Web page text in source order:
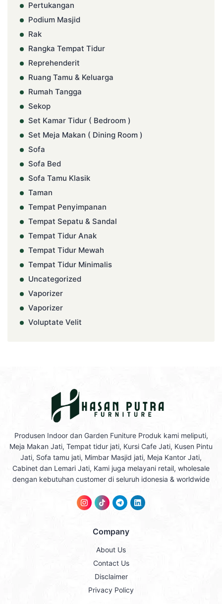
Pertukangan
Podium Masjid
Rak
Rangka Tempat Tidur
Reprehenderit
Ruang Tamu & Keluarga
Rumah Tangga
Sekop
Set Kamar Tidur ( Bedroom )
Set Meja Makan ( Dining Room )
Sofa
Sofa Bed
Sofa Tamu Klasik
Taman
Tempat Penyimpanan
Tempat Sepatu & Sandal
Tempat Tidur Anak
Tempat Tidur Mewah
Tempat Tidur Minimalis
Uncategorized
Vaporizer
Vaporizer
Voluptate Velit
Produsen Indoor dan Garden Funiture Produk kami meliputi,
Meja Makan Jati, Tempat tidur jati, Kursi Cafe Jati, Kusen Pintu
Jati, Sofa tamu jati, Mimbar Masjid jati, Meja Kantor Jati,
Cabinet dan Lemari Jati, Kami juga melayani retail, wholesale
dengan kebutuhan customer di seluruh idonesia & worldwide
Company
About Us
Contact Us
Disclaimer
Privacy Policy